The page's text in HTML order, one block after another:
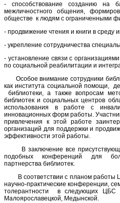
- способствование созданию
межличностного общения,
обществе к людям с ограниченными
- продвижение чтения и книги в среду
- укрепление сотрудничества
- установление связи с
по социальной реабилитации и
Особое внимание сотрудники
как института социальной помощи,
библиотеки, а также вопросам
библиотек и социальных центров
использования в работе с
инновационных форм работы.
привлечения к этой работе
организаций для поддержки и
эффективности этой работы.
В заключение все
подобных конференций для
партнерства библиотек.
В соответствии с планом работы
научно-практические конференции,
толерантности в следующих ЦБС
Малоярославецкой, Медынской.